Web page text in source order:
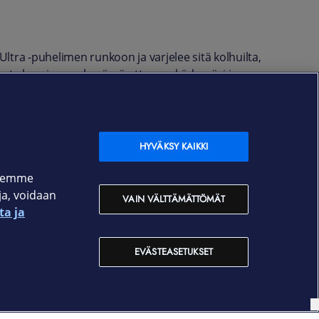
-puhelimen runkoon ja varjelee sitä kolhuilta,
kuori pysyy hyvässä otteessa kädessäsi ja
voidaan
ja
EVÄSTEASETUKSET
VAIN VÄLTTÄMÄTTÖMÄT
HYVÄKSY KAIKKI